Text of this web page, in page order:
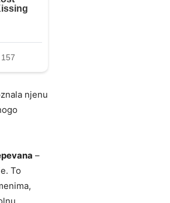
njenu
–
To